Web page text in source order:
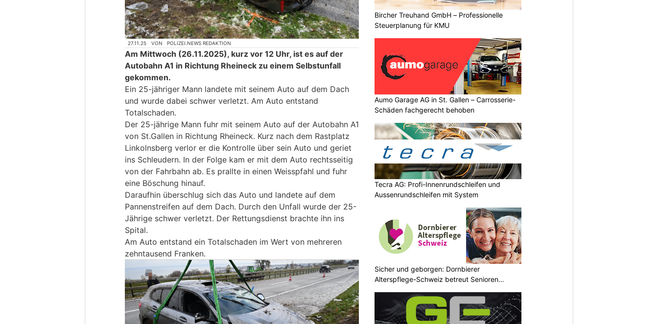
27.11.25 VON POLIZEI.NEWS REDAKTION
Am Mittwoch (26.11.2025), kurz vor 12 Uhr, ist es auf der
Autobahn A1 in Richtung Rheineck zu einem Selbstunfall
gekommen.
Ein 25-jähriger Mann landete mit seinem Auto auf dem Dach
und wurde dabei schwer verletzt. Am Auto entstand
Totalschaden.
Der 25-jährige Mann fuhr mit seinem Auto auf der Autobahn A1
von St.Gallen in Richtung Rheineck. Kurz nach dem Rastplatz
Linkolnsberg verlor er die Kontrolle über sein Auto und geriet
ins Schleudern. In der Folge kam er mit dem Auto rechtsseitig
von der Fahrbahn ab. Es prallte in einen Weisspfahl und fuhr
eine Böschung hinauf.
Daraufhin überschlug sich das Auto und landete auf dem
Pannenstreifen auf dem Dach. Durch den Unfall wurde der 25-
Jährige schwer verletzt. Der Rettungsdienst brachte ihn ins
Spital.
Am Auto entstand ein Totalschaden im Wert von mehreren
zehntausend Franken.
Bircher Treuhand GmbH – Professionelle
Steuerplanung für KMU
Aumo Garage AG in St. Gallen – Carrosserie-
Schäden fachgerecht behoben
Tecra AG: Profi-Innenrundschleifen und
Aussenrundschleifen mit System
Sicher und geborgen: Dornbierer
Alterspflege-Schweiz betreut Senioren